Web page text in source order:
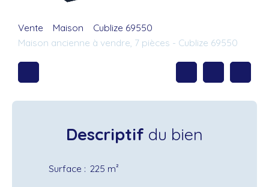
Vente Maison
Cublize 69550
Maison ancienne à vendre, 7 pièces - Cublize 69550
Descriptif du bien
Surface : 225 m²